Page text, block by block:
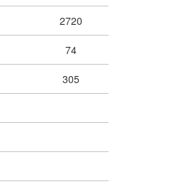
2720
74
305